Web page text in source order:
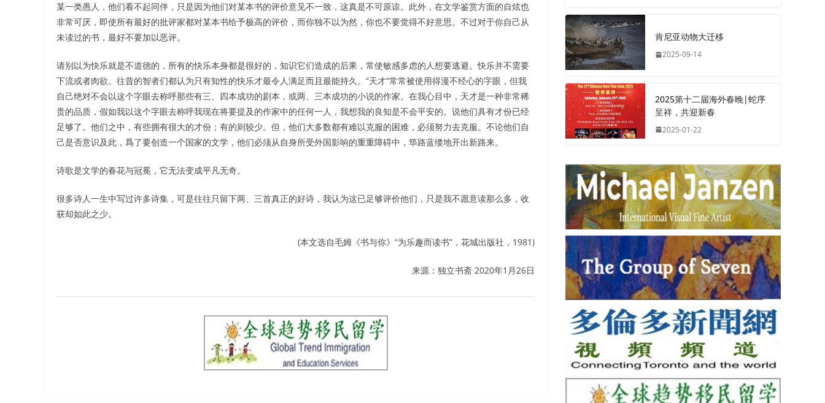
某一类愚人，他们看不起同伴，只是因为他们对某本书的评价意见不一致，这真是不可原谅。此外，在文学鉴赏方面的自炫也
非常可厌，即使所有最好的批评家都对某本书给予极高的评价，而你独不以为然，你也不要觉得不好意思。不过对于你自己从
未读过的书，最好不要加以恶评。
请别以为快乐就是不道德的，所有的快乐本身都是很好的，知识它们造成的后果，常使敏感多虑的人想要逃避。快乐并不需要
下流或者肉欲。往昔的智者们都认为只有知性的快乐才最令人满足而且最能持久。“天才”常常被使用得漫不经心的字眼，但我
自己绝对不会以这个字眼去称呼那些有三、四本成功的剧本，或两、三本成功的小说的作家。在我心目中，天才是一种非常稀
贵的品质，假如我以这个字眼去称呼我现在将要提及的作家中的任何一人，我想我的良知是不会平安的。说他们具有才份已经
足够了。他们之中，有些拥有很大的才份；有的则较少。但，他们大多数都有难以克服的困难，必须努力去克服。不论他们自
己是否意识及此，爲了要创造一个国家的文学，他们必须从自身所受外国影响的重重障碍中，筚路蓝缕地开出新路来。
诗歌是文学的春花与冠冕，它无法变成平凡无奇。
很多诗人一生中写过许多诗集，可是往往只留下两、三首真正的好诗，我认为这已足够评价他们，只是我不愿意读那么多，收
获却如此之少。
(本文选自毛姆《书与你》“为乐趣而读书”，花城出版社，1981)
来源：独立书斋 2020年1月26日
肯尼亚动物大迁移
2025-09-14
2025第十二届海外春晚|蛇序
呈祥，共迎新春
2025-01-22